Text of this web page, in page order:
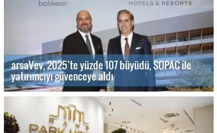
arsaVev, 2025’te yüzde 107 büyüdü, SOPAC ile
yatırımcıyı güvenceye aldı